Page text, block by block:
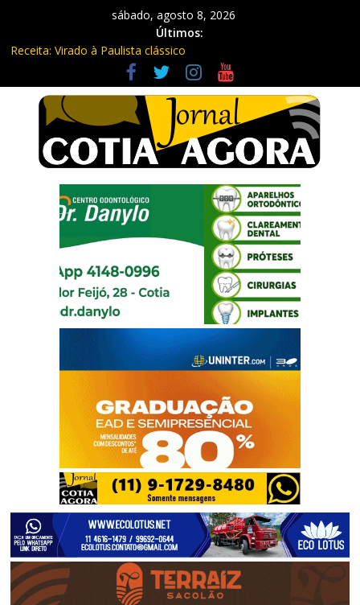
sábado, agosto 8, 2026
Últimos:
Receita: Virado à Paulista clássico
Ladrão de farmácia e procurado por maus-tratos são presos em
Vargem Grande Paulista
Cine Sustentável traz cinema ao ar livre e educação ambiental
para Vargem Grande
WhatsApp vai parar de funcionar em vários celulares antigos em
setembro
São Roque